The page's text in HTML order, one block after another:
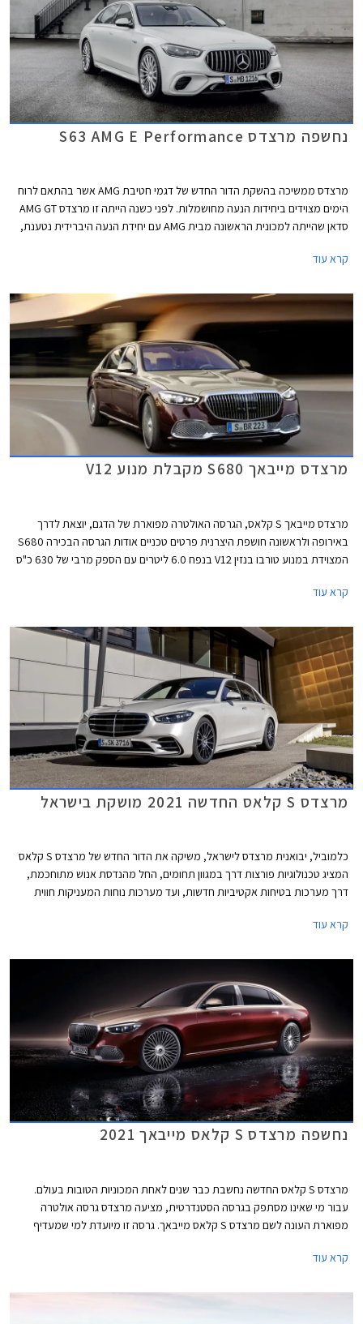
נחשפה מרצדס S63 AMG E Performance
מרצדס ממשיכה בהשקת הדור החדש של דגמי חטיבת AMG אשר בהתאם לרוח
הימים מצוידים ביחידות הנעה מחושמלות. לפני כשנה הייתה זו מרצדס AMG GT
סדאן שהייתה למכונית הראשונה מבית AMG עם יחידת הנעה היברידית נטענת,
של ספינת הדגל מרצדס S63 AMG E Performance.
קרא עוד
מרצדס מייבאך S680 מקבלת מנוע V12
מרצדס מייבאך S קלאס, הגרסה האולטרה מפוארת של הדגם, יוצאת לדרך
באירופה ולראשונה חושפת היצרנית פרטים טכניים אודות הגרסה הבכירה S680
המצוידת במנוע טורבו בנזין V12 בנפח 6.0 ליטרים עם הספק מרבי של 630 כ"ס
קרא עוד
מרצדס S קלאס החדשה 2021 מושקת בישראל
כלמוביל, יבואנית מרצדס לישראל, משיקה את הדור החדש של מרצדס S קלאס
המציג טכנולוגיות פורצות דרך במגוון תחומים, החל מהנדסת אנוש מתוחכמת,
דרך מערכות בטיחות אקטיביות חדשות, ועד מערכות נוחות המעניקות חווית
קרא עוד
נחשפה מרצדס S קלאס מייבאך 2021
מרצדס S קלאס החדשה נחשבת כבר שנים לאחת המכוניות הטובות בעולם.
עבור מי שאינו מסתפק בגרסה הסטנדרטית, מציעה מרצדס גרסה אולטרה
מפוארת העונה לשם מרצדס S קלאס מייבאך. גרסה זו מיועדת למי שמעדיף
קרא עוד